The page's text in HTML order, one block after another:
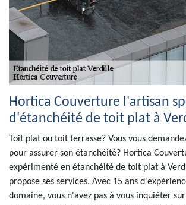
Hortica Couverture l'artisan
d'étanchéité de toit plat à
Toit plat ou toit terrasse? Vous vous
pour assurer son étanchéité? Hortica
expérimenté en étanchéité de toit plat à
propose ses services. Avec 15 ans
domaine, vous n'avez pas à vous inquiéter